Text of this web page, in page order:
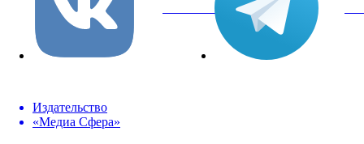
вКонтакте
Издательство
«Медиа Сфера»